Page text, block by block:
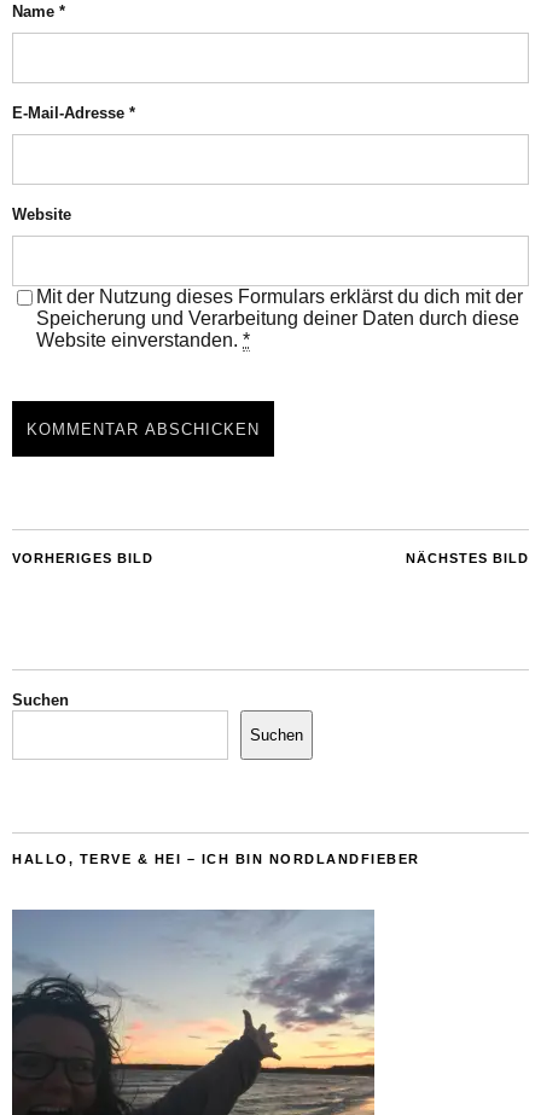
Name *
E-Mail-Adresse *
Website
Mit der Nutzung dieses Formulars erklärst du dich mit der
Speicherung und Verarbeitung deiner Daten durch diese
Website einverstanden. *
NÄCHSTES BILD
VORHERIGES BILD
Suchen
Suchen
HALLO, TERVE & HEI – ICH BIN NORDLANDFIEBER